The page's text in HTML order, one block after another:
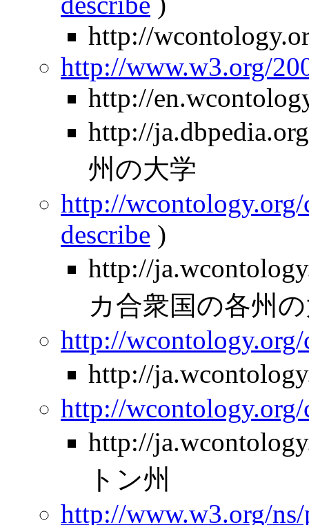
http://
http://www.w3.org/
http://
http://
州の大学
http://
describe )
http://
カ合衆国の各州
http://
http://
http://wcontology.org/
http://
トン州
http://www.w3.org/